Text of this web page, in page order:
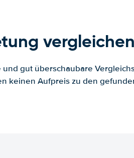
vergleichen
gut überschaubare
keinen Aufpreis zu den